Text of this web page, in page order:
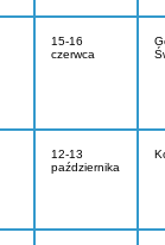
15-16
czerwca
12-13
października